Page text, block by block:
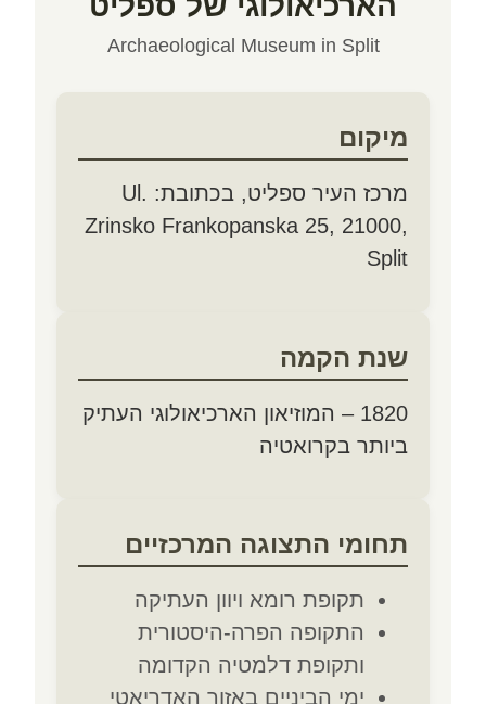
Archaeological Museum in Split
מיקום
מרכז העיר ספליט, בכתובת: Ul.
Zrinsko Frankopanska 25, 21000,
Split
שנת הקמה
1820 – המוזיאון הארכיאולוגי העתיק
ביותר בקרואטיה
תחומי התצוגה המרכזיים
תקופת רומא ויוון העתיקה
התקופה הפרה-היסטורית
ותקופת דלמטיה הקדומה
ימי הביניים באזור האדריאטי